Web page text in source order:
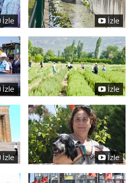
İzle İzle
İzle İzle
İzle İzle